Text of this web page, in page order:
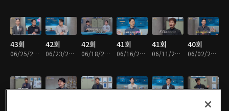
43회
06/25/2026 • 48분
42회
06/23/2026 • 48분
42회
06/18/2026 • 48분
41회
06/16/2026 • 48분
41회
06/11/2026 • 48분
40회
06/02/2026 • 48분